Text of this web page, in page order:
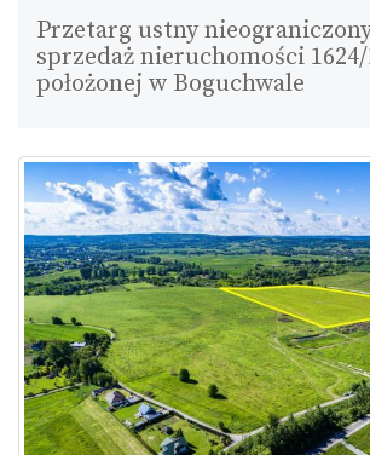
Przetarg ustny
sprzedaż nieruchomości 1624/
położonej w Boguchwale